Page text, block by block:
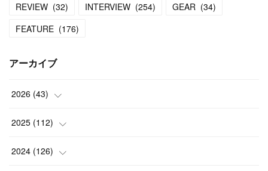
REVIEW (32) INTERVIEW (254) GEAR (34)
FEATURE (176)
アーカイブ
2026 (43)
( 2)
(3)
2025 (112)
(7)
2024 (126)